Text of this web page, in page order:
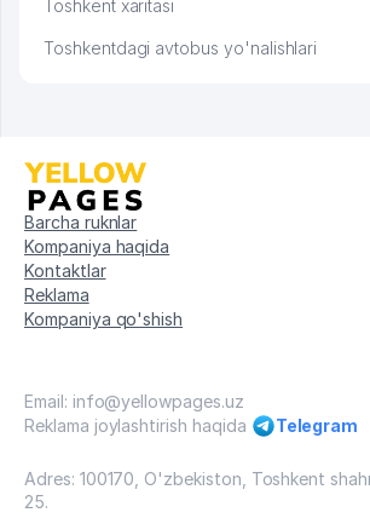
Toshkent xaritasi
Toshkentdagi avtobus yo'nalishlari
Barcha ruknlar
Kompaniya haqida
Kontaktlar
Reklama
Kompaniya qo'shish
Email: info@yellowpages.uz
Reklama joylashtirish haqida
Telegram
Adres: 100170, O'zbekiston, Toshkent
25.